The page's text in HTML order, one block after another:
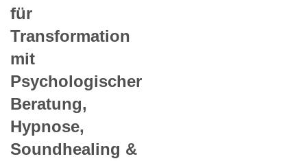
für
Transformation
mit
Psychologischer
Beratung,
Hypnose,
Soundhealing &